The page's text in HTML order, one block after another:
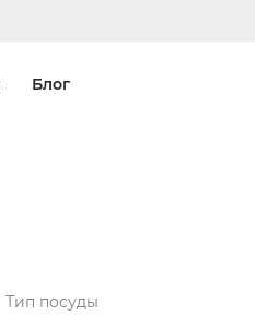
Блог
Тип посуды